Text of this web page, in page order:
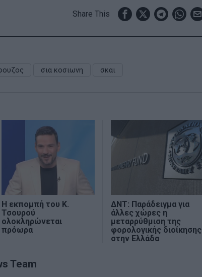
Share This
σια κοσιωνη σκαι
Η εκπομπή του Κ.
Τσουρού
ολοκληρώνεται
πρόωρα
ΔΝΤ: Παράδειγμα για
άλλες χώρες η
μεταρρύθμιση της
φορολογικής διοίκησης
στην Ελλάδα
Team